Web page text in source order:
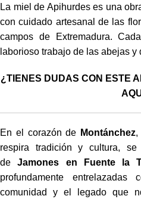
La miel de Apihurdes es una
con cuidado artesanal de las
campos de Extremadura.
laborioso trabajo de las abejas
¿TIENES DUDAS CON ESTE
En el corazón de Montánchez,
respira tradición y cultura, se
deJamones en Fuente la
profundamente
comunidad y el legado que